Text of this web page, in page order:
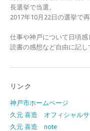
長選挙で当選。
2017年10月22日の選挙で
仕事や神戸について日頃感
読書の感想など自由に記し
リンク
神戸市ホームページ
久元 喜造 オフィシャルサ
久元 喜造 note